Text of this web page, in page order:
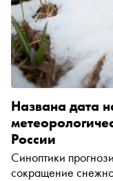
Названа дата
России
Синоптики
сокращение